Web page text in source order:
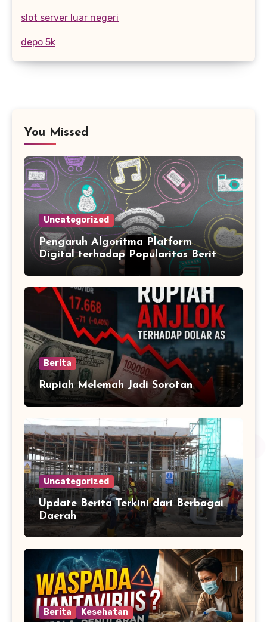
slot server luar negeri
depo 5k
You Missed
Uncategorized
Pengaruh Algoritma Platform
Digital terhadap Popularitas Berita
Trending Harian
Berita
Rupiah Melemah Jadi Sorotan
Uncategorized
Update Berita Terkini dari Berbagai
Daerah
Berita Kesehatan